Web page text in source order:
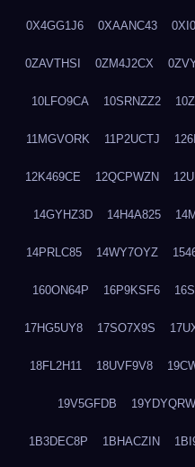
0X4GG1J6 0XAANC43
0ZAVTHSI 0ZM4J2CX
10LFO9CA 10SRNZZ2
11MGVORK 11P2UCTJ
12K469CE 12QCPWZN
14GYHZ3D 14H4A825
14PRLC85 14WY7OYZ
160ON64P 16P9KSF6
17HG5UY8 17SO7X9S
18FL2H11 18UVF9V8
19V5GFDB 19YDYQRW
1B3DEC8P 1BHACZIN